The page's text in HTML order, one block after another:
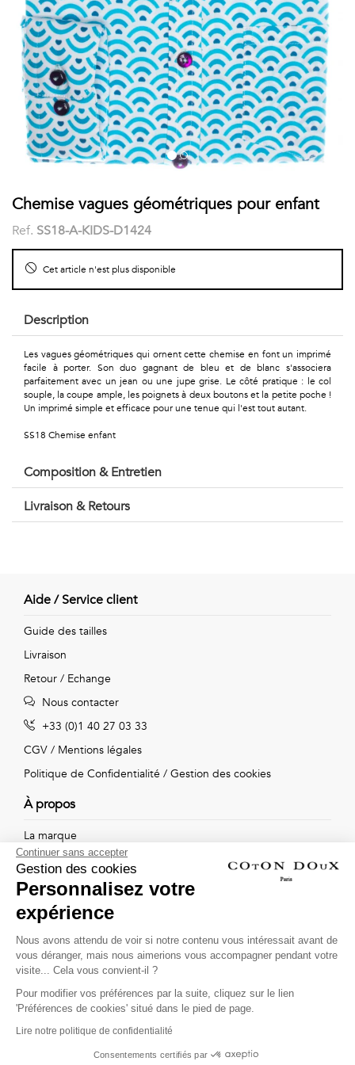
Col
Stand-
up
Voir
tout
LES
IMPRIMÉES
Faune
&
Flore
Géométriques
Talents
Petits
motifs
Urbain
Pop
Voyages
Vintage
Voir
tout
courtes
POLOS
FEMME
Imprimés
Unis
Chaussettes
Boxers
Accessoires
Chemise vagues géométriques pour enfant
Ref. SS18-A-KIDS-D1424
Cet article n'est plus disponible
Description
Les vagues géométriques qui ornent cette chemise en font un imprimé
facile à porter. Son duo gagnant de bleu et de blanc s'associera
parfaitement avec un jean ou une jupe grise. Le côté pratique : le col
souple, la coupe ample, les poignets à deux boutons et la petite poche !
Un imprimé simple et efficace pour une tenue qui l'est tout autant.
SS18 Chemise enfant
Composition & Entretien
Livraison & Retours
Aide / Service client
Guide des tailles
Livraison
Retour / Echange
Nous contacter
+33 (0)1 40 27 03 33
CGV / Mentions légales
Politique de Confidentialité / Gestion des cookies
À propos
La marque
Nos boutiques
Suivez-nous !
Recevez par email l'actualité de Coton Doux : nouvelles
collections, remises spéciales et ventes privées...
reCAPTCHA and the Google
Continuer sans accepter
Gestion des cookies
Personnalisez votre
expérience
Nous avons attendu de voir si notre contenu vous intéressait avant de
vous déranger, mais nous aimerions vous accompagner pendant votre
visite... Cela vous convient-il ?
Pour modifier vos préférences par la suite, cliquez sur le lien
'Préférences de cookies' situé dans le pied de page.
Lire notre politique de confidentialité
Consentements certifiés par